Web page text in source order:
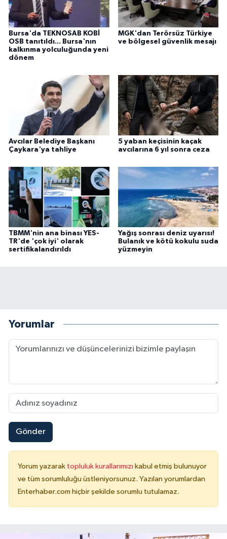
Bursa'da TEKNOSAB KOBİ
OSB tanıtıldı... Bursa'nın
kalkınma yolculuğunda yeni
dönem
MGK'dan Terörsüz Türkiye
ve bölgesel güvenlik mesajı
Avcılar Belediye Başkanı
Çaykara'ya tahliye
5 yaban keçisinin kaçak
avcılarına 6 yıl sonra ceza
TBMM'nin ana binası YES-
TR'de 'çok iyi' olarak
sertifikalandırıldı
Yağış sonrası deniz uyarısı!
Bulanık ve kötü kokulu suda
yüzmeyin
Yorumlar
Gönder
Yorum yazarak topluluk kurallarımızı kabul etmiş bulunuyor
ve tüm sorumluluğu üstleniyorsunuz. Yazılan yorumlardan
Enterhaber.com hiçbir şekilde sorumlu tutulamaz.